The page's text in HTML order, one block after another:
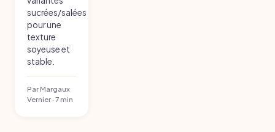
sucrées/salées
pour une
texture
soyeuse et
stable.
Par Margaux
Vernier · 7 min